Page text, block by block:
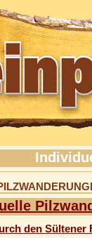
den Sültener